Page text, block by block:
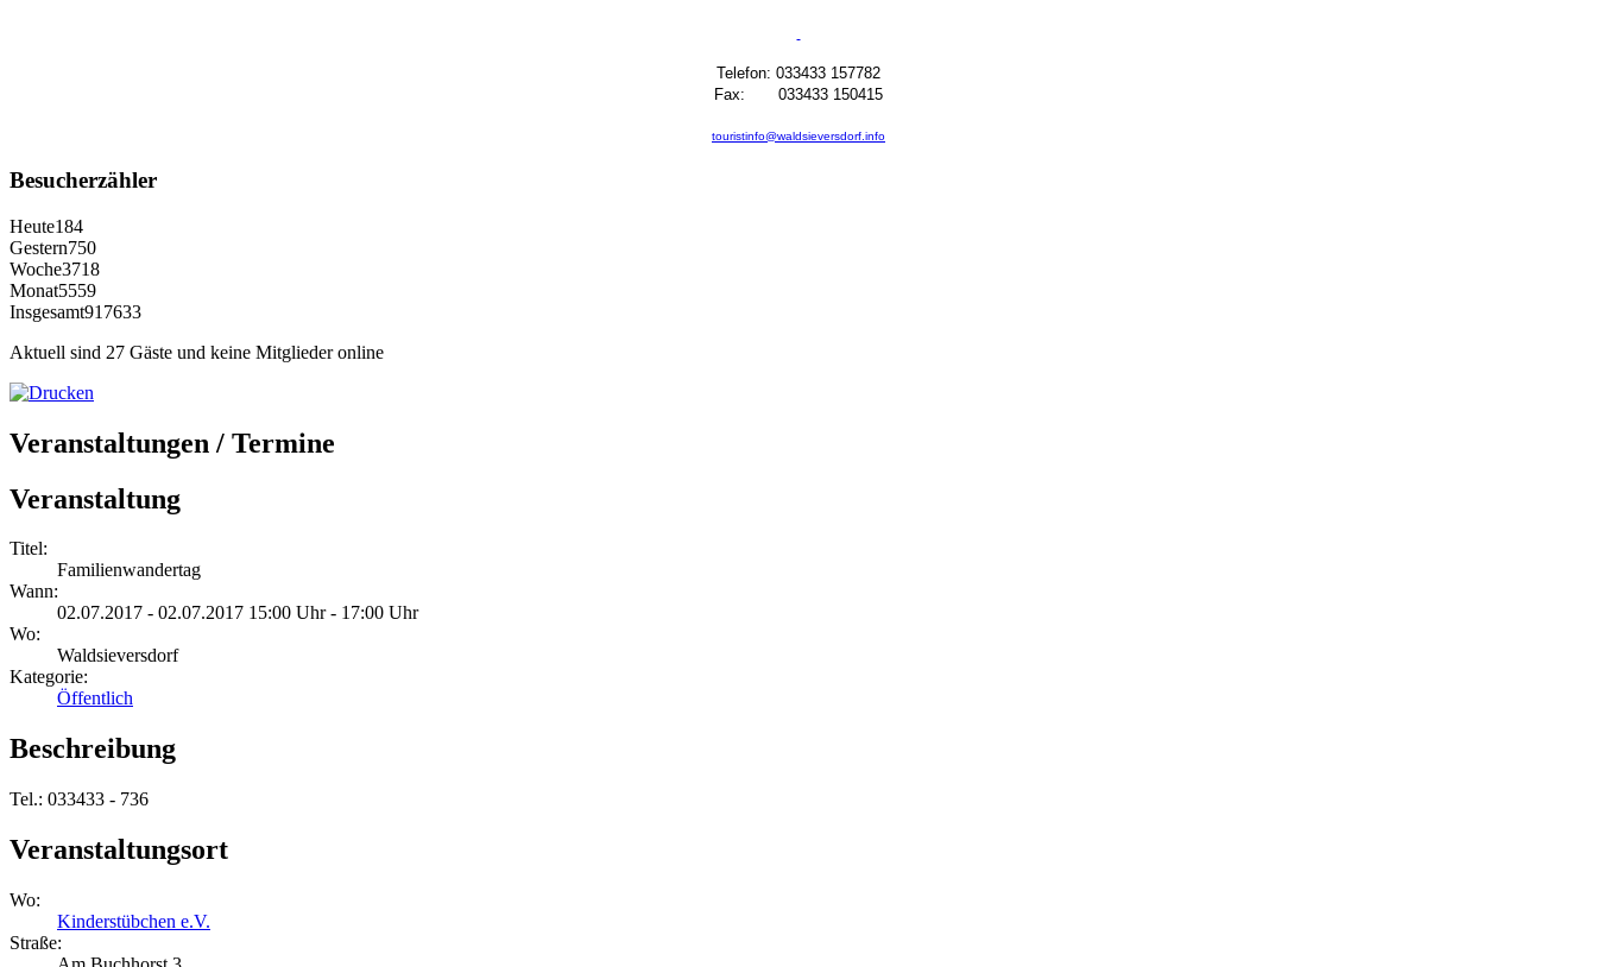
Telefon: 033433 157782
Fax: 033433 150415
touristinfo@waldsieversdorf.info
Besucherzähler
Heute184
Gestern750
Woche3718
Monat5559
Insgesamt917633
Aktuell sind 27 Gäste und keine Mitglieder online
Veranstaltungen / Termine
Veranstaltung
Titel:
Familienwandertag
Wann:
02.07.2017 - 02.07.2017 15:00 Uhr - 17:00 Uhr
Wo:
Waldsieversdorf
Kategorie:
Öffentlich
Beschreibung
Tel.: 033433 - 736
Veranstaltungsort
Wo:
Kinderstübchen e.V.
Straße: